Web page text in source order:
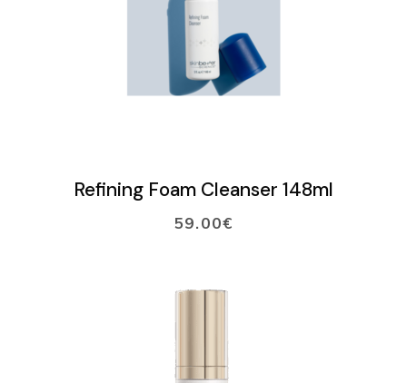
LISÄÄ OSTOSKORIIN
Refining Foam Cleanser 148ml
59.00€